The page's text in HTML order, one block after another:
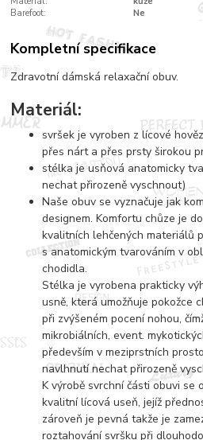
Barefoot:
Ne
Kompletní specifikace
Zdravotní dámská relaxační obuv.
Materiál:
svršek je vyroben z lícové
přes nárt a přes prsty širokou
stélka je usňová anatomicky
nechat přirozeně vyschnout)
Naše obuv se vyznačuje jak
designem. Komfortu chůze je
kvalitních lehčených materiálů
s anatomickým tvarováním v
chodidla.
Stélka je vyrobena prakticky
usně, která umožňuje pokožce
při zvýšeném pocení nohou,
mikrobiálních, event.
především v meziprstních
navlhnutí nechat přirozeně
K výrobě svrchní části obuvi se
kvalitní lícová useň, jejíž
zároveň je pevná takže je
roztahování svršku při